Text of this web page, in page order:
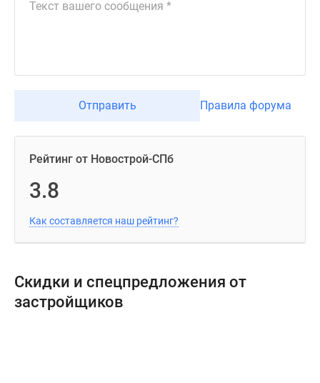
Отправить Правила форума
Рейтинг от Новострой-СПб
3.8
Как составляется наш рейтинг?
Скидки и спецпредложения от
застройщиков